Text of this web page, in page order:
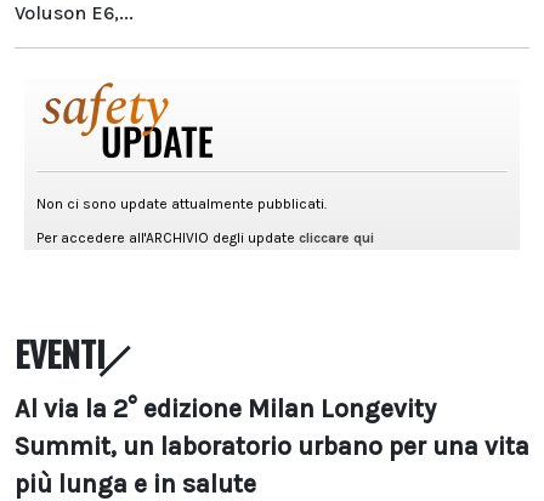
Voluson E6,...
EVENTI
Al via la 2° edizione Milan Longevity
Summit, un laboratorio urbano per una vita
più lunga e in salute